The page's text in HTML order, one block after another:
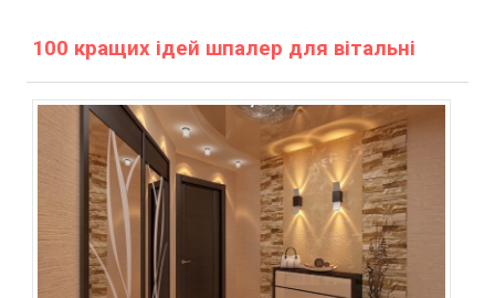
100 кращих ідей шпалер для вітальні